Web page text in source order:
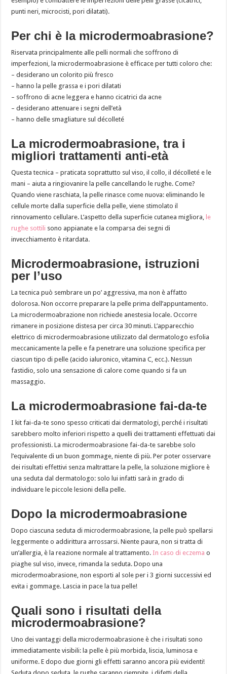
punti neri, microcisti, pori dilatati).
Per chi è la microdermoabrasione?
Riservata principalmente alle pelli normali che soffrono di
imperfezioni, la microdermoabrasione è efficace per tutti coloro che:
– desiderano un colorito più fresco
– hanno la pelle grassa e i pori dilatati
– soffrono di acne leggera e hanno cicatrici da acne
– desiderano attenuare i segni dell’età
– hanno delle smagliature sul décolleté
La microdermoabrasione, tra i
migliori trattamenti anti-età
Questa tecnica – praticata soprattutto sul viso, il collo, il décolleté e le
mani – aiuta a ringiovanire la pelle cancellando le rughe. Come?
Quando viene raschiata, la pelle rinasce come nuova: eliminando le
cellule morte dalla superficie della pelle, viene stimolato il
rinnovamento cellulare. L’aspetto della superficie cutanea migliora,le
rughe sottili sono appianate e la comparsa dei segni di
invecchiamento è ritardata.
Microdermoabrasione, istruzioni
per l’uso
La tecnica può sembrare un po’ aggressiva, ma non è affatto
dolorosa. Non occorre preparare la pelle prima dell’appuntamento.
La microdermoabrazione non richiede anestesia locale. Occorre
rimanere in posizione distesa per circa 30 minuti. L’apparecchio
elettrico di microdermoabrasione utilizzato dal dermatologo esfolia
meccanicamente la pelle e fa penetrare una soluzione specifica per
ciascun tipo di pelle (acido ialuronico, vitamina C, ecc.). Nessun
fastidio, solo una sensazione di calore come quando si fa un
massaggio.
La microdermoabrasione fai-da-te
I kit fai-da-te sono spesso criticati dai dermatologi, perché i risultati
sarebbero molto inferiori rispetto a quelli dei trattamenti effettuati dai
professionisti. La microdermoabrasione fai-da-te sarebbe solo
l’equivalente di un buon gommage, niente di più. Per poter osservare
dei risultati effettivi senza maltrattare la pelle, la soluzione migliore è
una seduta dal dermatologo: solo lui infatti sarà in grado di
individuare le piccole lesioni della pelle.
Dopo la microdermoabrasione
Dopo ciascuna seduta di microdermoabrasione, la pelle può spellarsi
leggermente o addirittura arrossarsi. Niente paura, non si tratta di
un’allergia, è la reazione normale al trattamento.In caso di eczema o
piaghe sul viso, invece, rimanda la seduta. Dopo una
microdermoabrasione, non esporti al sole per i 3 giorni successivi ed
evita i gommage. Lascia in pace la tua pelle!
Quali sono i risultati della
microdermoabrasione?
Uno dei vantaggi della microdermoabrasione è che i risultati sono
immediatamente visibili: la pelle è più morbida, liscia, luminosa e
uniforme. E dopo due giorni gli effetti saranno ancora più evidenti!